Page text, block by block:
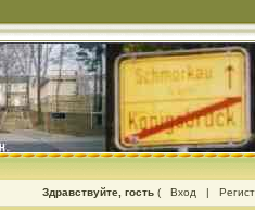
Здравствуйте, гость ( Вход |